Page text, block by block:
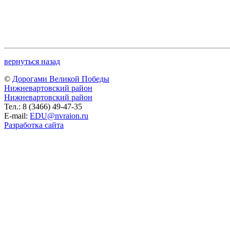
вернуться назад
© Дорогами Великой Победы
Нижневартовский район
Нижневартовский район
Тел.: 8 (3466) 49-47-35
E-mail: EDU@nvraion.ru
Разработка сайта